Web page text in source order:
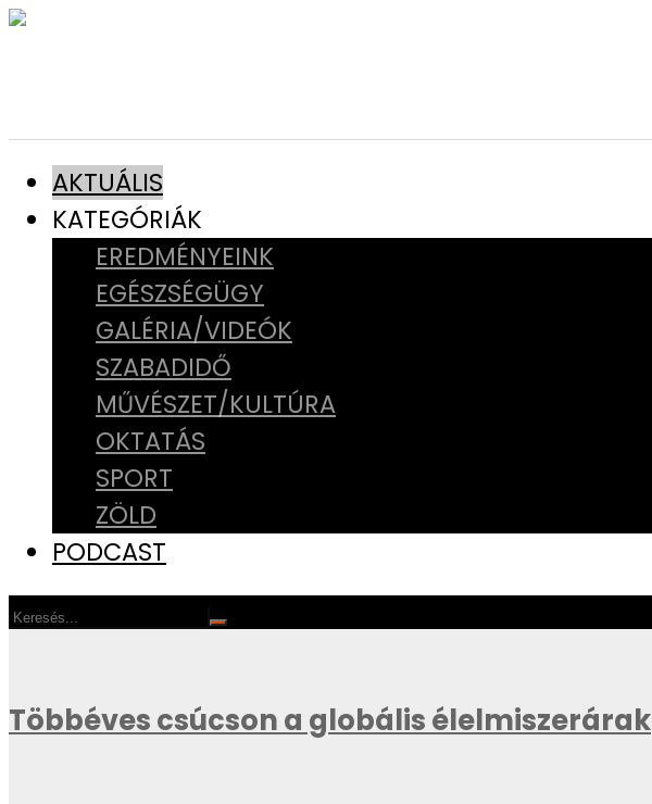
AKTUÁLIS
KATEGÓRIÁK
EREDMÉNYEINK
EGÉSZSÉGÜGY
GALÉRIA/VIDEÓK
SZABADIDŐ
MŰVÉSZET/KULTÚRA
OKTATÁS
SPORT
ZÖLD
PODCAST
Többéves csúcson a globális élelmiszerárak